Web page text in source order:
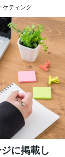
ケティング
に掲載し